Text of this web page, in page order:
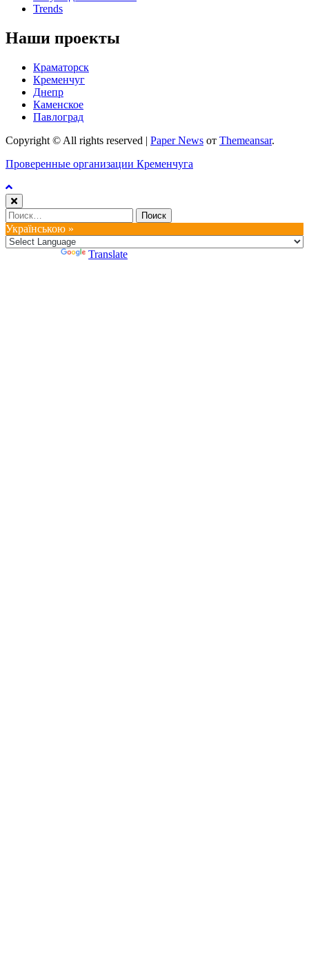
Trends
Наши проекты
Краматорск
Кременчуг
Днепр
Каменское
Павлоград
Copyright © All rights reserved | Paper News от Themeansar.
Проверенные организации Кременчуга
Найти:
Українською »
Translate